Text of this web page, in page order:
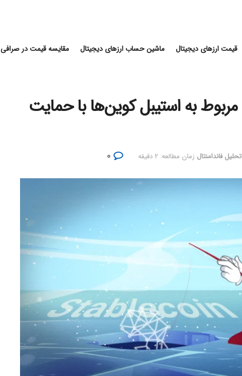
قیمت ارزهای دیجیتال ماشین حساب ارزهای دیجیتال مقایسه قیمت در صرافی
سزار کریپتو: لایحه GENIUS مربوط به استیبل کوین‌ها با حمایت
تحلیل فاندامنتال زمان مطالعه: ۲ دقیقه